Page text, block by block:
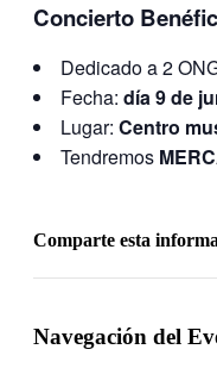
Concierto
Dedicado a 2
Fecha: día 9 de
Lugar: Centro
Tendremos
Comparte esta
Navegación del